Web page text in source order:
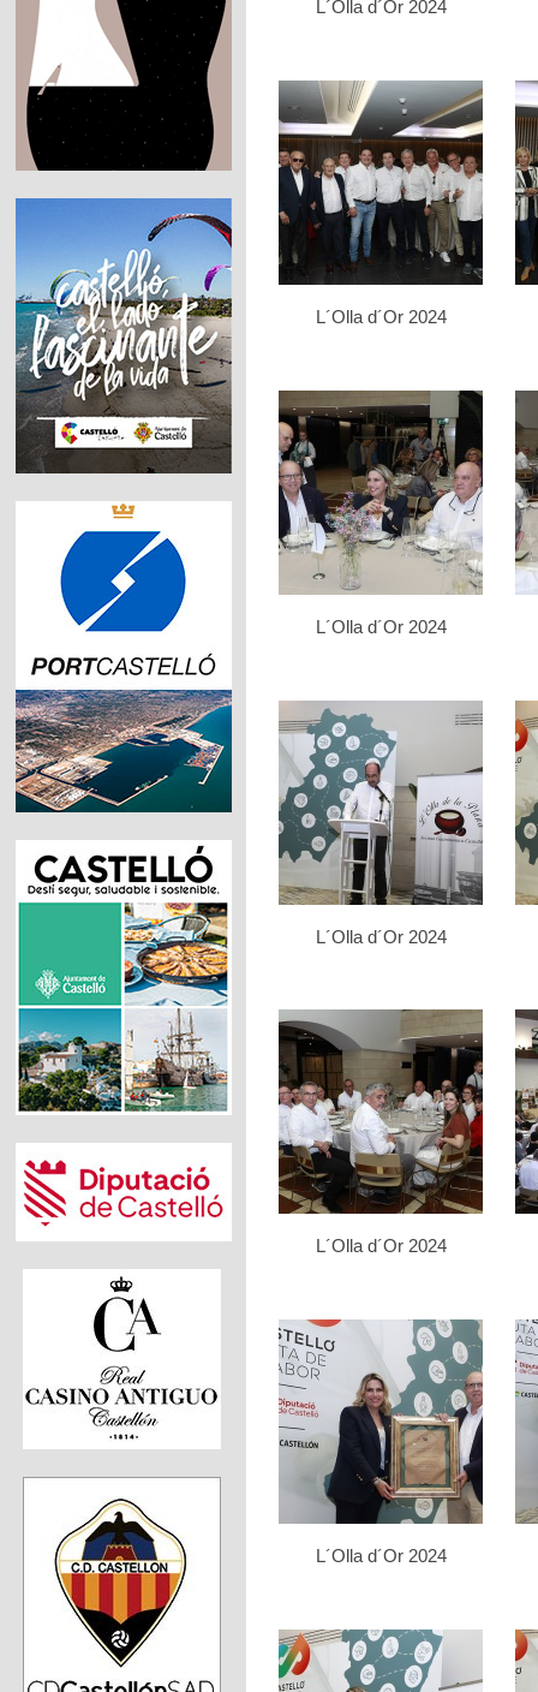
L´Olla d´Or 2024
L´Olla d´Or 2024
L´Olla d´Or 2024
L´Olla d´Or 2024
L´Olla d´Or 2024
L´Olla d´Or 2024